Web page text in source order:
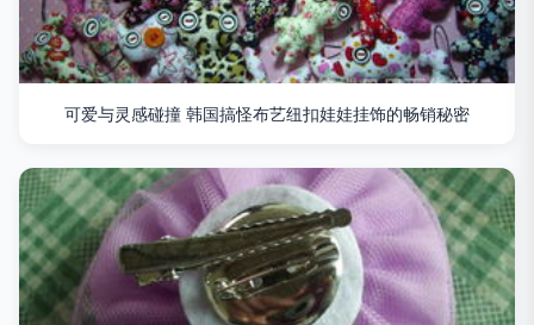
可爱与灵感碰撞 韩国搞怪布艺纽扣娃娃挂饰的畅销秘密